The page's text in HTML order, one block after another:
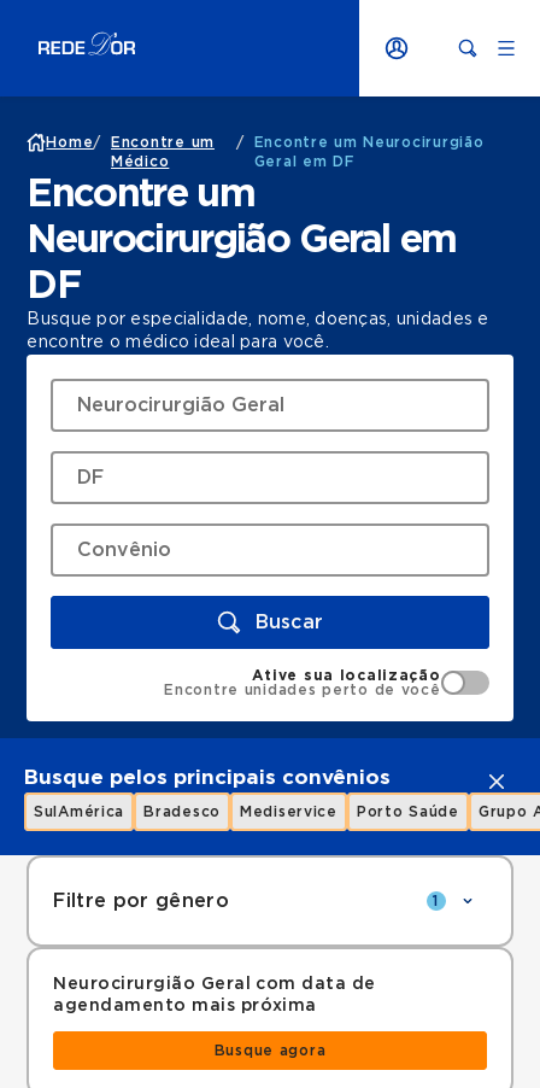
Home/
Encontre um
Médico
/
Encontre um Neurocirurgião
Geral em DF
Encontre um
Neurocirurgião Geral em
DF
Busque por especialidade, nome, doenças, unidades e
encontre o médico ideal para você.
Buscar
Ative sua localização
Encontre unidades perto de você
Busque pelos principais convênios
SulAmérica Bradesco Mediservice Porto Saúde Grupo
Filtre por gênero 1
Neurocirurgião Geral com data de
agendamento mais próxima
Busque agora